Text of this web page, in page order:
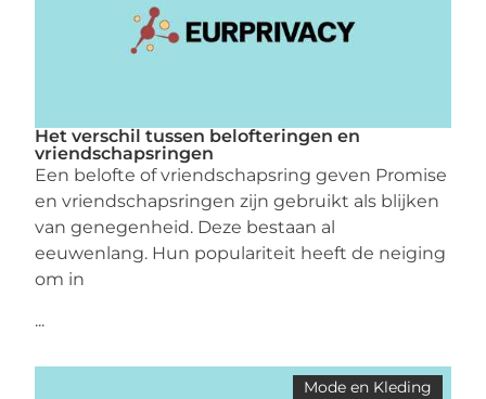
Het verschil tussen belofteringen en
vriendschapsringen
Een belofte of vriendschapsring geven Promise
en vriendschapsringen zijn gebruikt als blijken
van genegenheid. Deze bestaan al
eeuwenlang. Hun populariteit heeft de neiging
om in
...
Mode en Kleding